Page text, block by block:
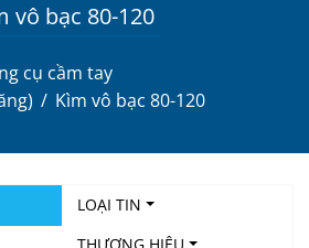
vô bạc 80-120
cụ cầm tay
Kìm vô bạc 80-120
LOẠI TIN